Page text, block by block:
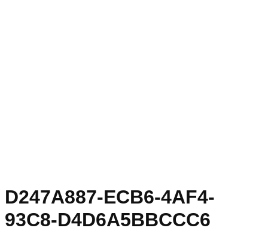
D247A887-ECB6-4AF4-
93C8-D4D6A5BBCCC6